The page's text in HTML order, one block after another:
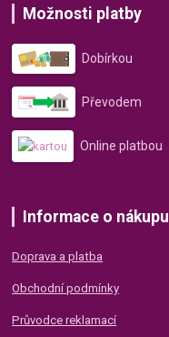
Možnosti platby
Dobírkou
Převodem
Online platbou
Informace o nákupu
Doprava a platba
Obchodní podmínky
Průvodce reklamací